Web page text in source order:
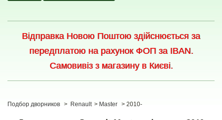
Відправка Новою Поштою здійснюється за
передплатою на рахунок ФОП за IBAN.
Самовивіз з магазину в Києві.
Подбор дворников > Renault > Master > 2010-